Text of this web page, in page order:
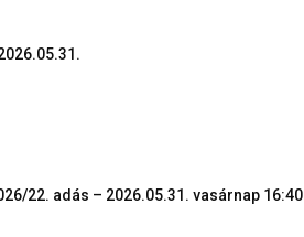
22. adás – 2026.05.31. vasárnap 16:40